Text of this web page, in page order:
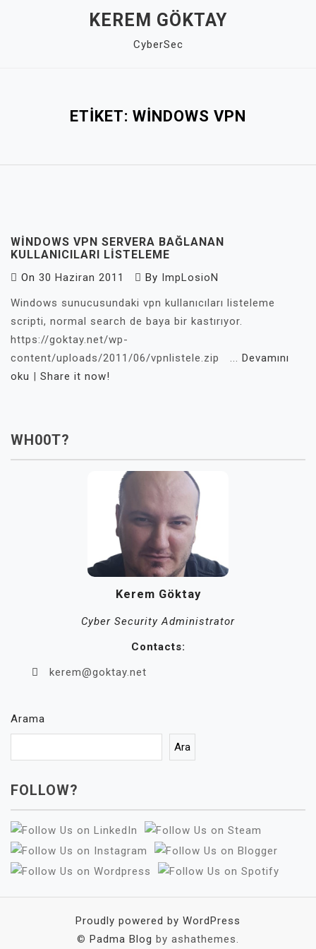
KEREM GÖKTAY
CyberSec
ETIKET: WINDOWS VPN
WINDOWS VPN SERVERA BAĞLANAN
KULLANICILARI LISTELEME
On 30 Haziran 2011 By ImpLosioN
Windows sunucusundaki vpn kullanıcıları listeleme
scripti, normal search de baya bir kastırıyor.
https://goktay.net/wp-
content/uploads/2011/06/vpnlistele.zip ... Devamını
oku | Share it now!
WH00T?
Kerem Göktay
Cyber Security Administrator
Contacts:
kerem@goktay.net
Arama
Ara
FOLLOW?
Proudly powered by WordPress
© Padma Blog by ashathemes.